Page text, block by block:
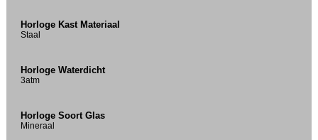
Horloge Kast Materiaal
Staal
Horloge Waterdicht
3atm
Horloge Soort Glas
Mineraal